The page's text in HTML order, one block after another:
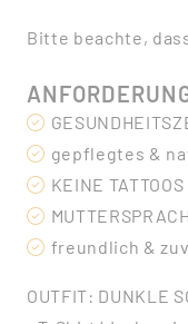
Bitte beachte,
gepflegtes &
KEINE
freundlich &
OUTFIT: DUNKLE